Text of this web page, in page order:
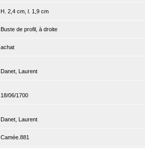
H. 2,4 cm, l. 1,9 cm
Buste de profil, à droite
achat
Danet, Laurent
18/06/1700
Danet, Laurent
Camée.881